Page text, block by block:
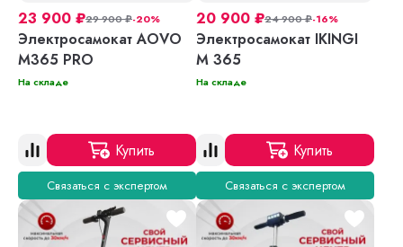
23 900 ₽29 900₽-20%
Электросамокат AOVO
M365 PRO
На складе
Купить
Связаться с экспертом
20 900 ₽24 900₽-16%
Электросамокат IKINGI
M 365
На складе
Купить
Связаться с экспертом